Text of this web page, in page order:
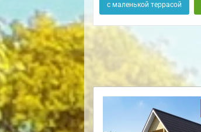
с маленькой террасой